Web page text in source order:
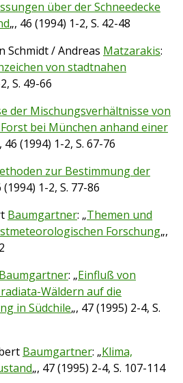
über der Schneedecke
„, 46 (1994) 1-2, S. 42-48
Schmidt / Andreas Matzarakis:
von stadtnahen
S. 49-66
der Mischungsverhältnisse von
bei München anhand einer
46 (1994) 1-2, S. 67-76
zur Bestimmung der
(1994) 1-2, S. 77-86
Baumgartner: „Themen und
Forschung„,
Baumgartner: „Einfluß von
Wäldern auf die
in Südchile„, 47 (1995) 2-4, S.
Baumgartner: „Klima,
„, 47 (1995) 2-4, S. 107-114